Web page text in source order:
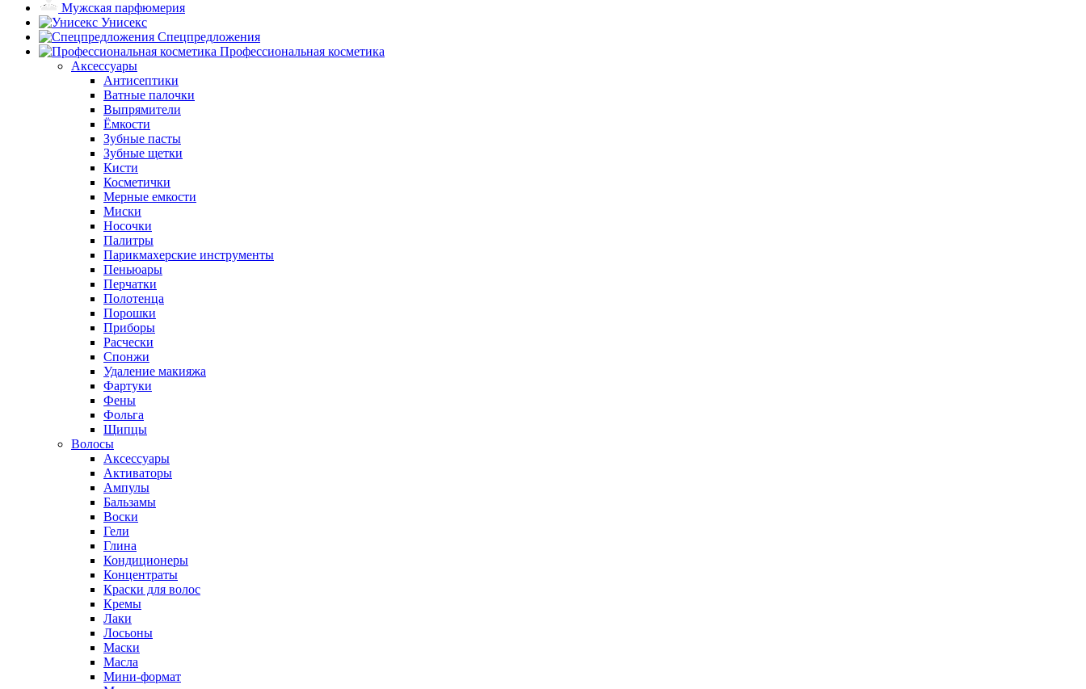
Мужская парфюмерия
Унисекс
Спецпредложения
Профессиональная косметика
Аксессуары
Антисептики
Ватные палочки
Выпрямители
Ёмкости
Зубные пасты
Зубные щетки
Кисти
Косметички
Мерные емкости
Миски
Носочки
Палитры
Парикмахерские инструменты
Пеньюары
Перчатки
Полотенца
Порошки
Приборы
Расчески
Спонжи
Удаление макияжа
Фартуки
Фены
Фольга
Щипцы
Волосы
Аксессуары
Активаторы
Ампулы
Бальзамы
Воски
Гели
Глина
Кондиционеры
Концентраты
Краски для волос
Кремы
Лаки
Лосьоны
Маски
Масла
Мини-формат